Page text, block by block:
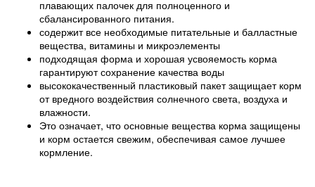
плавающих палочек для полноценного и
сбалансированного питания.
содержит все необходимые питательные и балластные
вещества, витамины и микроэлементы
подходящая форма и хорошая усвояемость корма
гарантируют сохранение качества воды
высококачественный пластиковый пакет защищает корм
от вредного воздействия солнечного света, воздуха и
влажности.
Это означает, что основные вещества корма защищены
и корм остается свежим, обеспечивая самое лучшее
кормление.